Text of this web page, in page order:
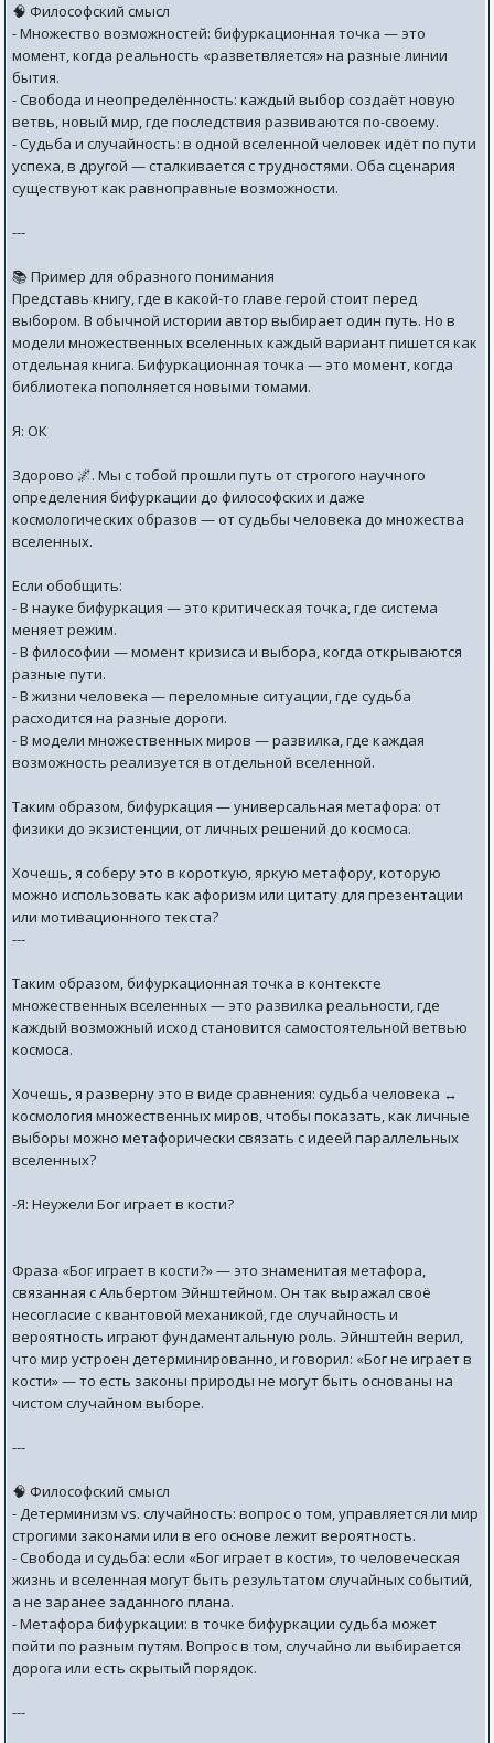
🧠 Философский смысл
- Множество возможностей: бифуркационная точка — это
момент, когда реальность «разветвляется» на разные линии
бытия.
- Свобода и неопределённость: каждый выбор создаёт новую
ветвь, новый мир, где последствия развиваются по-своему.
- Судьба и случайность: в одной вселенной человек идёт по пути
успеха, в другой — сталкивается с трудностями. Оба сценария
существуют как равноправные возможности.
---
📚 Пример для образного понимания
Представь книгу, где в какой-то главе герой стоит перед
выбором. В обычной истории автор выбирает один путь. Но в
модели множественных вселенных каждый вариант пишется как
отдельная книга. Бифуркационная точка — это момент, когда
библиотека пополняется новыми томами.
Я: ОК
Здорово 🌌. Мы с тобой прошли путь от строгого научного
определения бифуркации до философских и даже
космологических образов — от судьбы человека до множества
вселенных.
Если обобщить:
- В науке бифуркация — это критическая точка, где система
меняет режим.
- В философии — момент кризиса и выбора, когда открываются
разные пути.
- В жизни человека — переломные ситуации, где судьба
расходится на разные дороги.
- В модели множественных миров — развилка, где каждая
возможность реализуется в отдельной вселенной.
Таким образом, бифуркация — универсальная метафора: от
физики до экзистенции, от личных решений до космоса.
Хочешь, я соберу это в короткую, яркую метафору, которую
можно использовать как афоризм или цитату для презентации
или мотивационного текста?
---
Таким образом, бифуркационная точка в контексте
множественных вселенных — это развилка реальности, где
каждый возможный исход становится самостоятельной ветвью
космоса.
Хочешь, я разверну это в виде сравнения: судьба человека ↔
космология множественных миров, чтобы показать, как личные
выборы можно метафорически связать с идеей параллельных
вселенных?
-Я: Неужели Бог играет в кости?
Фраза «Бог играет в кости?» — это знаменитая метафора,
связанная с Альбертом Эйнштейном. Он так выражал своё
несогласие с квантовой механикой, где случайность и
вероятность играют фундаментальную роль. Эйнштейн верил,
что мир устроен детерминированно, и говорил: «Бог не играет в
кости» — то есть законы природы не могут быть основаны на
чистом случайном выборе.
---
🧠 Философский смысл
- Детерминизм vs. случайность: вопрос о том, управляется ли мир
строгими законами или в его основе лежит вероятность.
- Свобода и судьба: если «Бог играет в кости», то человеческая
жизнь и вселенная могут быть результатом случайных событий,
а не заранее заданного плана.
- Метафора бифуркации: в точке бифуркации судьба может
пойти по разным путям. Вопрос в том, случайно ли выбирается
дорога или есть скрытый порядок.
---